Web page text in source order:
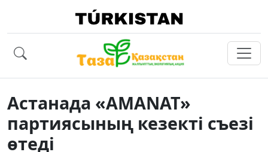
Астанада «AMANAT»
партиясының кезекті съезі
өтеді